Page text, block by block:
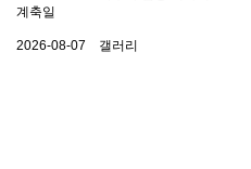
계축일
2026-08-07 갤러리